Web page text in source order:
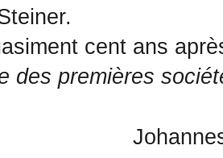
cent ans
des premières